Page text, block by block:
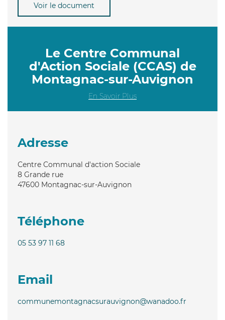
Voir le document
Le Centre Communal
d'Action Sociale (CCAS) de
Montagnac-sur-Auvignon
En Savoir Plus
Adresse
Centre Communal d'action Sociale
8 Grande rue
47600 Montagnac-sur-Auvignon
Téléphone
05 53 97 11 68
Email
communemontagnacsurauvignon@wanadoo.fr